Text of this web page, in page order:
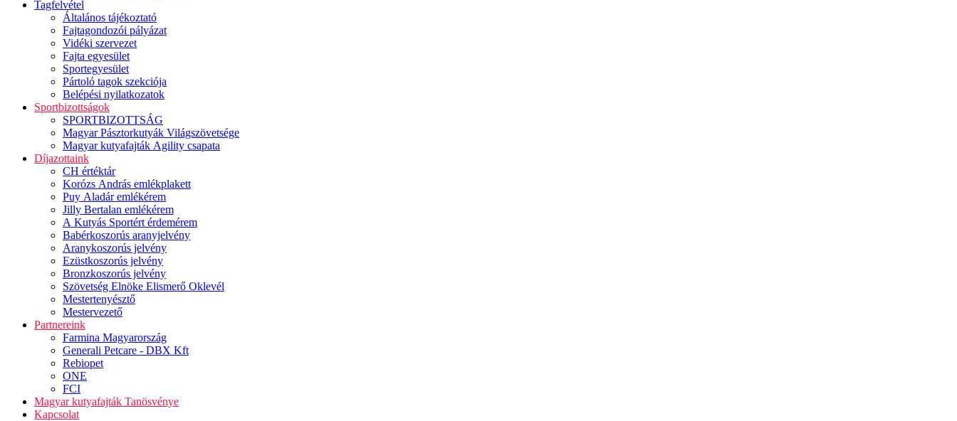
Tagfelvétel
Általános tájékoztató
Fajtagondozói pályázat
Vidéki szervezet
Fajta egyesület
Sportegyesület
Pártoló tagok szekciója
Belépési nyilatkozatok
Sportbizottságok
SPORTBIZOTTSÁG
Magyar Pásztorkutyák Világszövetsége
Magyar kutyafajták Agility csapata
Díjazottaink
CH értéktár
Korózs András emlékplakett
Puy Aladár emlékérem
Jilly Bertalan emlékérem
A Kutyás Sportért érdemérem
Babérkoszorús aranyjelvény
Aranykoszorús jelvény
Ezüstkoszorús jelvény
Bronzkoszorús jelvény
Szövetség Elnöke Elismerő Oklevél
Mestertenyésztő
Mestervezető
Partnereink
Farmina Magyarország
Generali Petcare - DBX Kft
Rebiopet
ONE
FCI
Magyar kutyafajták Tanösvénye
Kapcsolat